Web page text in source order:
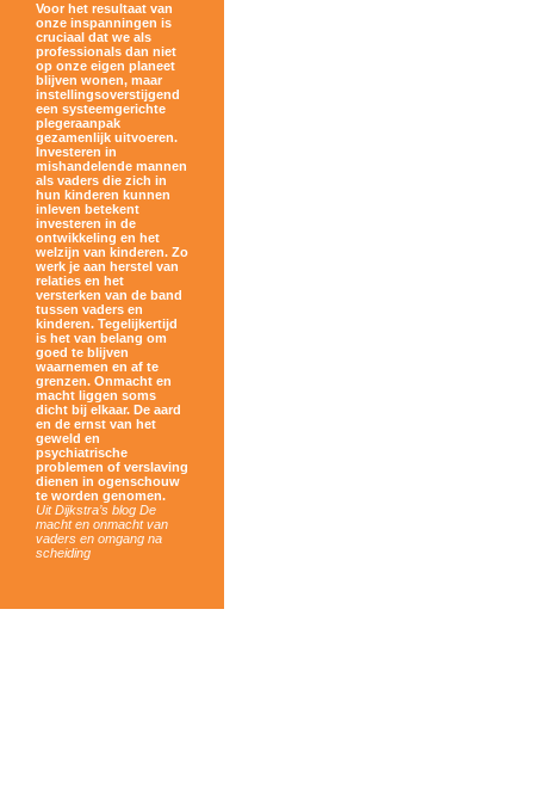
Voor het resultaat van
onze inspanningen is
cruciaal dat we als
professionals dan niet
op onze eigen planeet
blijven wonen, maar
instellingsoverstijgend
een systeemgerichte
plegeraanpak
gezamenlijk uitvoeren.
Investeren in
mishandelende mannen
als vaders die zich in
hun kinderen kunnen
inleven betekent
investeren in de
ontwikkeling en het
welzijn van kinderen. Zo
werk je aan herstel van
relaties en het
versterken van de band
tussen vaders en
kinderen. Tegelijkertijd
is het van belang om
goed te blijven
waarnemen en af te
grenzen. Onmacht en
macht liggen soms
dicht bij elkaar. De aard
en de ernst van het
geweld en
psychiatrische
problemen of verslaving
dienen in ogenschouw
te worden genomen.
Uit Dijkstra’s blog De
macht en onmacht van
vaders en omgang na
scheiding